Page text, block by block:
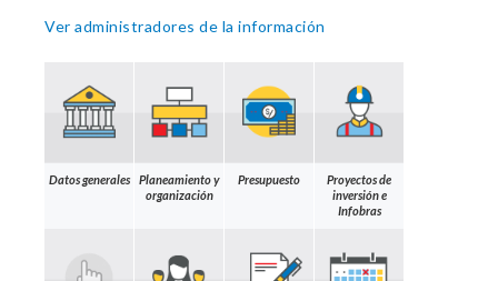
Ver administradores de la información
Datos generales
Planeamiento y
organización
Presupuesto
Proyectos de
inversión e
Infobras